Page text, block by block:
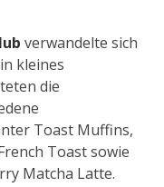
verwandelte sich
kleines
die
Toast Muffins,
Toast sowie
Matcha Latte.